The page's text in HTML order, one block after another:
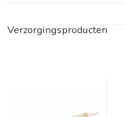
Verzorgingsproducten